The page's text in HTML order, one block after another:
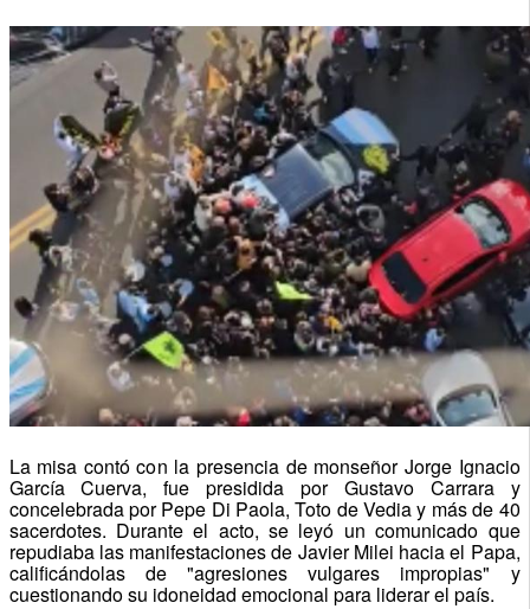
La misa contó con la presencia de monseñor Jorge Ignacio
García Cuerva, fue presidida por Gustavo Carrara y
concelebrada por Pepe Di Paola, Toto de Vedia y más de 40
sacerdotes. Durante el acto, se leyó un comunicado que
repudiaba las manifestaciones de Javier Milei hacia el Papa,
calificándolas de "agresiones vulgares impropias" y
cuestionando su idoneidad emocional para liderar el país.